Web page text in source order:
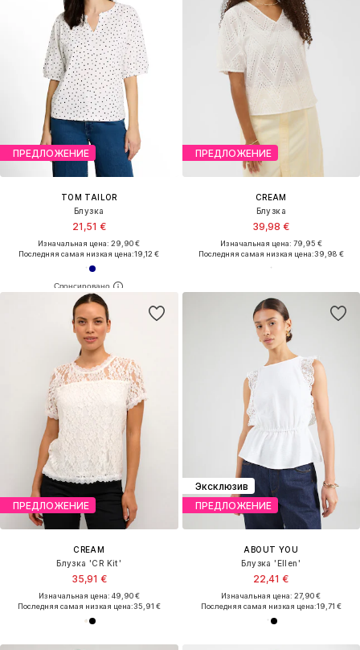
ПРЕДЛОЖЕНИЕ
TOM TAILOR
Блузка
21,51 €
Изначальная цена: 29,90 €
Последняя самая низкая цена:19,12 €
ПРЕДЛОЖЕНИЕ
CREAM
Блузка
39,98 €
Изначальная цена: 79,95 €
Последняя самая низкая цена:39,98 €
ПРЕДЛОЖЕНИЕ
CREAM
Блузка 'CR Kit'
35,91 €
Изначальная цена: 49,90 €
Последняя самая низкая цена:35,91 €
Эксклюзив
ПРЕДЛОЖЕНИЕ
ABOUT YOU
Блузка 'Ellen'
22,41 €
Изначальная цена: 27,90 €
Последняя самая низкая цена:19,71 €